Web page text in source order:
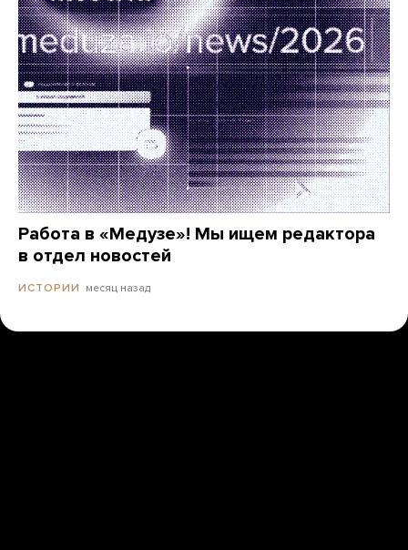
Работа в «Медузе»! Мы ищем редактора
в отдел новостей
ИСТОРИИ месяц назад